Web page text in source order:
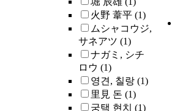
火野 葦平 (1)
ムシャコウジ,
サネアツ (1)
ナガミ, シチ
ロウ (1)
영견, 칠랑 (1)
里見 돈 (1)
궁택 현치 (1)